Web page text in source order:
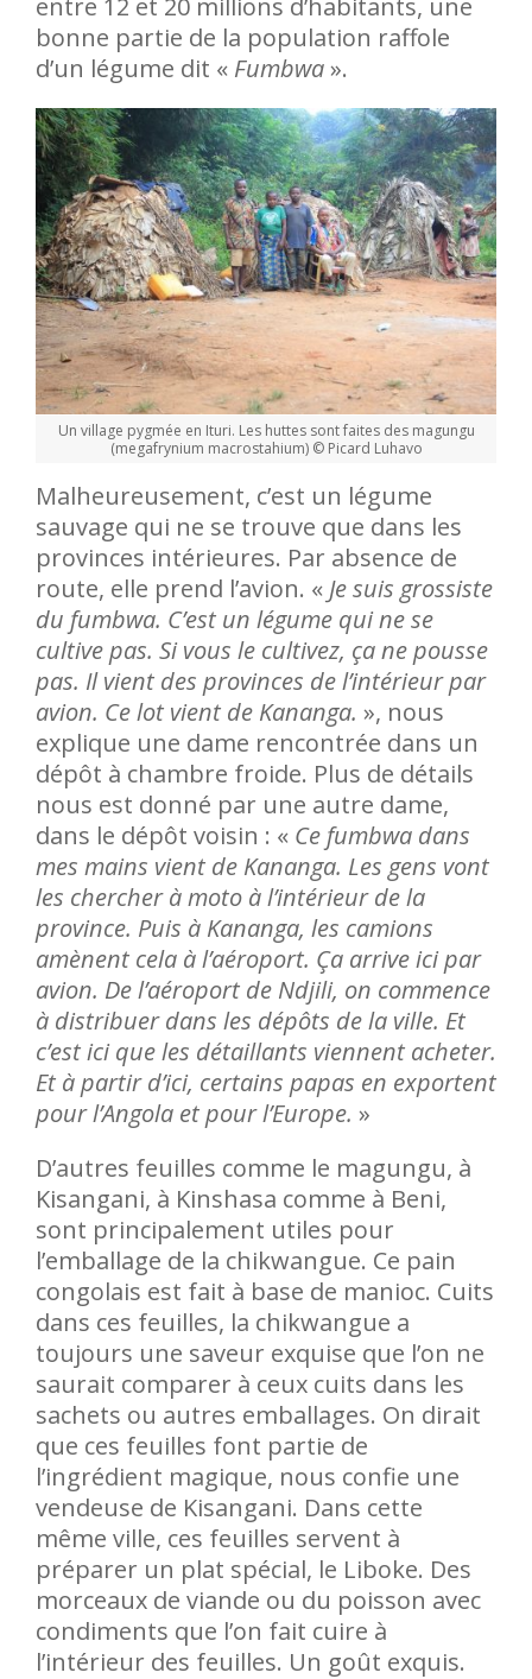
bonne partie de la population raffole
d’un légume dit « Fumbwa».
Un village pygmée en Ituri. Les huttes sont faites des magungu
(megafrynium macrostahium) © Picard Luhavo
Malheureusement, c’est un légume
sauvage qui ne se trouve que dans les
provinces intérieures. Par absence de
route, elle prend l’avion. « Je suis grossiste
du fumbwa. C’est un légume qui ne se
cultive pas. Si vous le cultivez, ça ne pousse
pas. Il vient des provinces de l’intérieur par
avion. Ce lot vient de Kananga. », nous
explique une dame rencontrée dans un
dépôt à chambre froide. Plus de détails
nous est donné par une autre dame,
dans le dépôt voisin : « Ce fumbwa dans
mes mains vient de Kananga. Les gens vont
les chercher à moto à l’intérieur de la
province. Puis à Kananga, les camions
amènent cela à l’aéroport. Ça arrive ici par
avion. De l’aéroport de Ndjili, on commence
à distribuer dans les dépôts de la ville. Et
c’est ici que les détaillants viennent acheter.
Et à partir d’ici, certains papas en exportent
pour l’Angola et pour l’Europe. »
D’autres feuilles comme le magungu, à
Kisangani, à Kinshasa comme à Beni,
sont principalement utiles pour
l’emballage de la chikwangue. Ce pain
congolais est fait à base de manioc. Cuits
dans ces feuilles, la chikwangue a
toujours une saveur exquise que l’on ne
saurait comparer à ceux cuits dans les
sachets ou autres emballages. On dirait
que ces feuilles font partie de
l’ingrédient magique, nous confie une
vendeuse de Kisangani. Dans cette
même ville, ces feuilles servent à
préparer un plat spécial, le Liboke. Des
morceaux de viande ou du poisson avec
condiments que l’on fait cuire à
l’intérieur des feuilles. Un goût exquis.